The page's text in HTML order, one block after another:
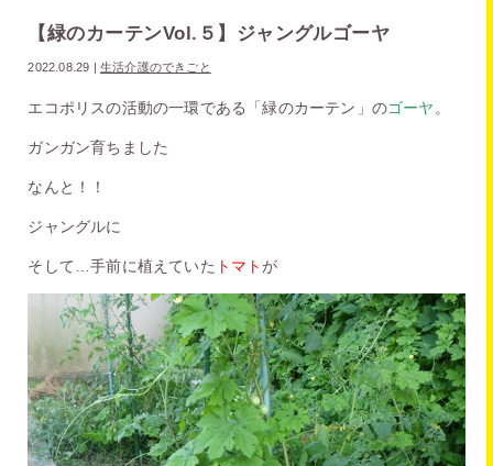
【緑のカーテンVol.５】ジャングルゴーヤ
2022.08.29 生活介護のできごと
エコポリスの活動の一環である「緑のカーテン」のゴーヤ 。
ガンガン育ちました
なんと！！
ジャングルに
そして…手前に植えていた トマトが